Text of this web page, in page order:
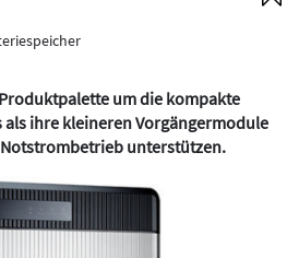
um die kompakte
als ihre kleineren Vorgängermodule
unterstützen.